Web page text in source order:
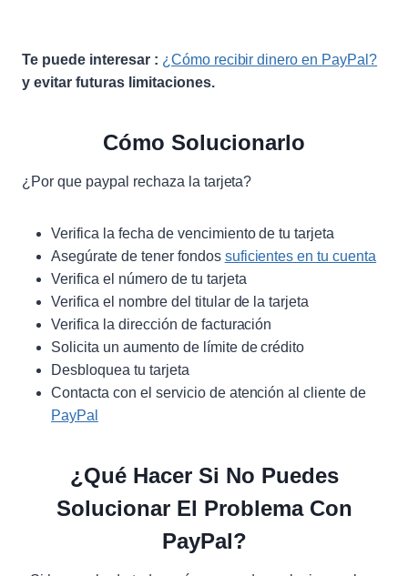
Te puede interesar : ¿Cómo recibir dinero en PayPal?
y evitar futuras limitaciones.
Cómo Solucionarlo
¿Por que paypal rechaza la tarjeta?
Verifica la fecha de vencimiento de tu tarjeta
Asegúrate de tener fondos suficientes en tu cuenta
Verifica el número de tu tarjeta
Verifica el nombre del titular de la tarjeta
Verifica la dirección de facturación
Solicita un aumento de límite de crédito
Desbloquea tu tarjeta
Contacta con el servicio de atención al cliente de
PayPal
¿Qué Hacer Si No Puedes
Solucionar El Problema Con
PayPal?